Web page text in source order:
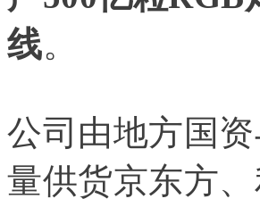
线。
公司由地方国
量供货京东方